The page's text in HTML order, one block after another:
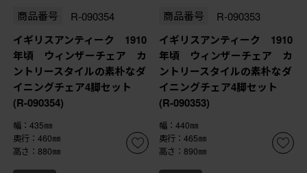
商品番号 R-090354
イギリスアンティーク 1910
年頃 ウィンザーチェア カ
ントリースタイルの素朴なダ
イニングチェア4脚セット
(R-090354)
幅：435㎜
奥行：460㎜
高さ：880㎜
商品番号 R-090353
イギリスアンティーク 1910
年頃 ウィンザーチェア カ
ントリースタイルの素朴なダ
イニングチェア4脚セット
(R-090353)
幅：440㎜
奥行：465㎜
高さ：890㎜